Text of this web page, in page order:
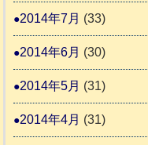
2014年7月 (33)
2014年6月 (30)
2014年5月 (31)
2014年4月 (31)